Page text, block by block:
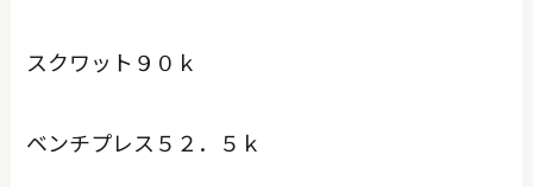
スクワット９０ｋ
ベンチプレス５２．５ｋ